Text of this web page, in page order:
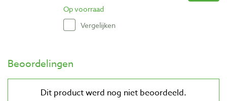
Op voorraad
Vergelijken
Beoordelingen